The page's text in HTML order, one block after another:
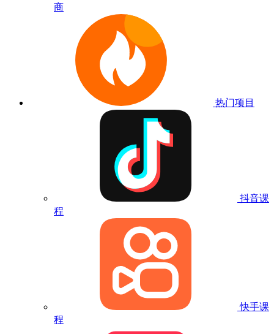
商
热门项目
抖音课
程
快手课
程